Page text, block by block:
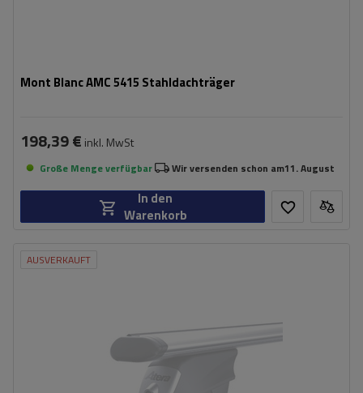
Mont Blanc AMC 5415 Stahldachträger
198,39 € inkl. MwSt
Große Menge verfügbar Wir versenden schon am11. August
In den
Warenkorb
AUSVERKAUFT